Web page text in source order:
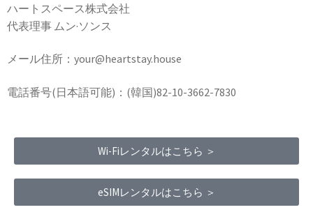
ハートスペース株式会社
代表理事 ムン·ソンス
メール住所：your@heartstay.house
電話番号(日本語可能)：(韓国)82-10-3662-7830
Wi-Fiレンタルはこちら ＞
eSIMレンタルはこちら ＞